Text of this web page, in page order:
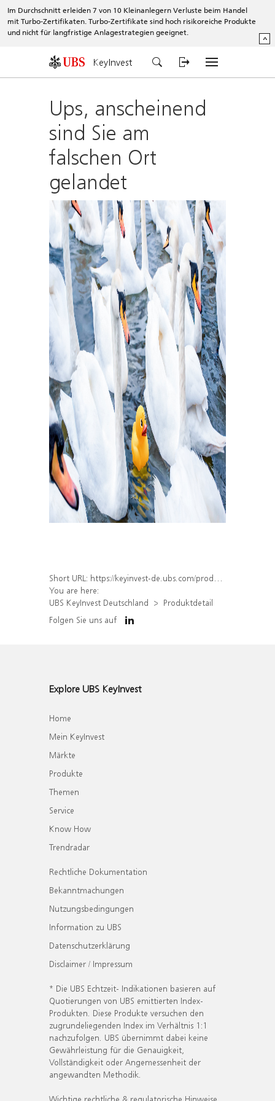
Im Durchschnitt erleiden 7 von 10 Kleinanlegern Verluste beim Handel
mit Turbo-Zertifikaten. Turbo-Zertifikate sind hoch risikoreiche Produkte
und nicht für langfristige Anlagestrategien geeignet.
^
KeyInvest
Ups, anscheinend
sind Sie am
falschen Ort
gelandet
Short URL: https://keyinvest-de.ubs.com/produkt/detail/index/isin/DE000WA730H0
You are here:
UBS KeyInvest Deutschland
Produktdetail
Folgen Sie uns auf
Explore UBS KeyInvest
Home
Mein KeyInvest
Märkte
Produkte
Themen
Service
Know How
Trendradar
Rechtliche Dokumentation
Bekanntmachungen
Nutzungsbedingungen
Information zu UBS
Datenschutzerklärung
Disclaimer / Impressum
* Die UBS Echtzeit- Indikationen basieren auf
Quotierungen von UBS emittierten Index-
Produkten. Diese Produkte versuchen den
zugrundeliegenden Index im Verhältnis 1:1
nachzufolgen. UBS übernimmt dabei keine
Gewährleistung für die Genauigkeit,
Vollständigkeit oder Angemessenheit der
angewandten Methodik.